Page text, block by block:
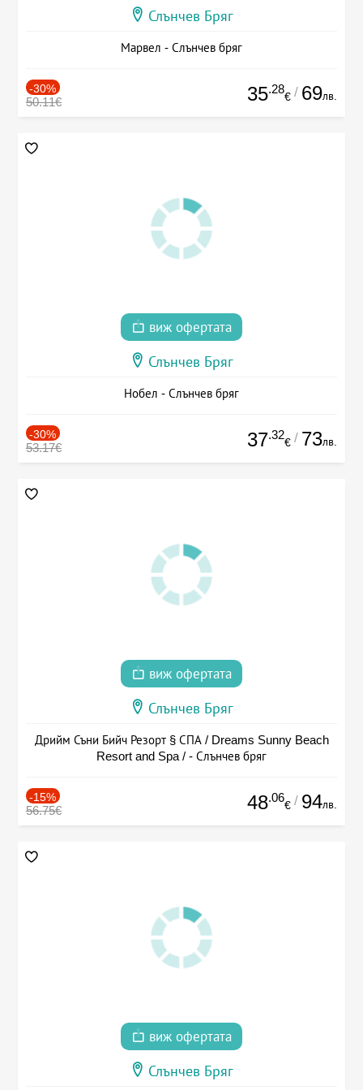
Слънчев Бряг
Марвел - Слънчев бряг
-30%
50.11€ 35.28
€ / 69лв.
виж офертата
Слънчев Бряг
Нобел - Слънчев бряг
-30%
53.17€ 37.32
€ / 73лв.
виж офертата
Слънчев Бряг
Дрийм Съни Бийч Резорт § СПА / Dreams Sunny Beach
Resort and Spa / - Слънчев бряг
-15%
56.75€ 48.06
€ / 94лв.
виж офертата
Слънчев Бряг